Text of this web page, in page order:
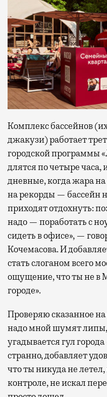
Комплекс бассейнов
джакузи) работает
городской программы
длятся по четыре
дневные, когда жара
на рекорды — бассейн
приходят отдохнуть:
надо — поработать с
сидеть в офисе», —
Кочемасова. И
стать слоганом всего
ощущение, что ты не в
городе».
Проверяю сказанное
надо мной шумят липы,
угадывается гул
странно, добавляет
что ты никуда не
контроле, не искал